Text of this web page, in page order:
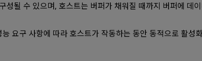
성될 수 있으며, 호스트는 버퍼가 채워질 때까지 버퍼에 데
요구 사항에 따라 호스트가 작동하는 동안 동적으로 활성